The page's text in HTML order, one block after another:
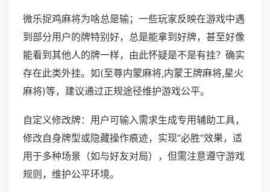
微乐捉鸡麻将为啥总是输；一些玩家反映在游戏中遇
到部分用户的牌特别好，总是能拿到好牌，甚至好像
能看到其他人的牌一样，由此怀疑是不是有挂？确实
存在此类外挂。如(至尊内蒙麻将,内蒙王牌麻将,星火
麻将)等，建议通过正规途径维护游戏公平。
自定义修改牌：用户可输入需求生成专用辅助工具，
修改自身牌型或隐藏操作痕迹，实现“必胜”效果，适
用于多种场景（如与好友对局），但需注意遵守游戏
规则，维护公平环境。